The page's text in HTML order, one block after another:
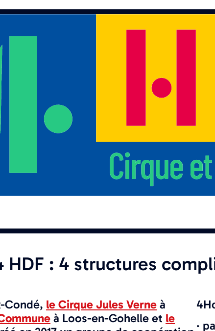
HDF : 4 structures
Condé, le Cirque Jules Verne à
à Loos-en-Gohelle et le
·